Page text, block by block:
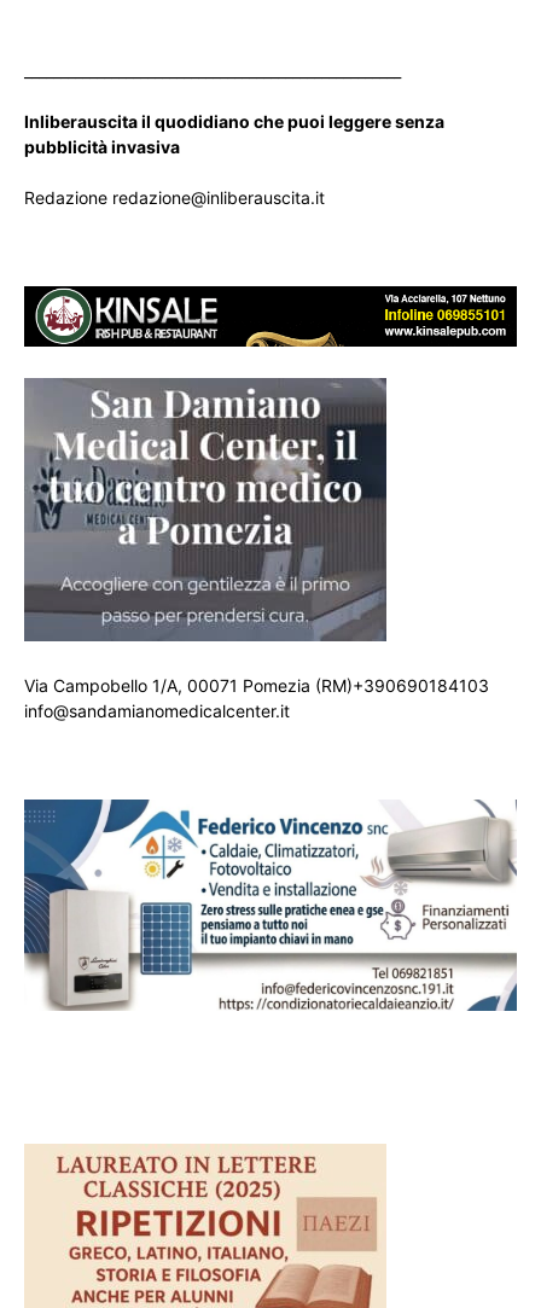
Inliberauscita il quodidiano che puoi leggere senza
pubblicità invasiva
Redazione redazione@inliberauscita.it
Via Campobello 1/A, 00071 Pomezia (RM)+390690184103
info@sandamianomedicalcenter.it